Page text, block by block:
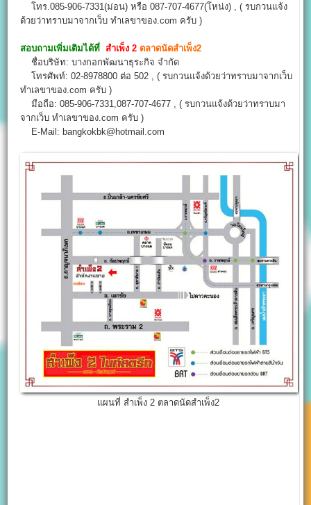
โทร.085-906-7331(ม่อน) หรือ 087-707-4677(โหน่ง) , ( รบกวนแจ้ง
ด้วยว่าทราบมาจากเว็บ ทำเลขาของ.com ครับ )
สอบถามเพิ่มเติมได้ที่สำเพ็ง 2 ตลาดนัดสำเพ็ง2
ชื่อบริษัท: บางกอกพัฒนาธุระกิจ จำกัด
โทรศัพท์: 02-8978800 ต่อ 502 , ( รบกวนแจ้งด้วยว่าทราบมาจากเว็บ
ทำเลขาของ.com ครับ )
มือถือ: 085-906-7331,087-707-4677 , ( รบกวนแจ้งด้วยว่าทราบมา
จากเว็บ ทำเลขาของ.com ครับ )
E-Mail: bangkokbk@hotmail.com
แผนที่ สำเพ็ง 2 ตลาดนัดสำเพ็ง2